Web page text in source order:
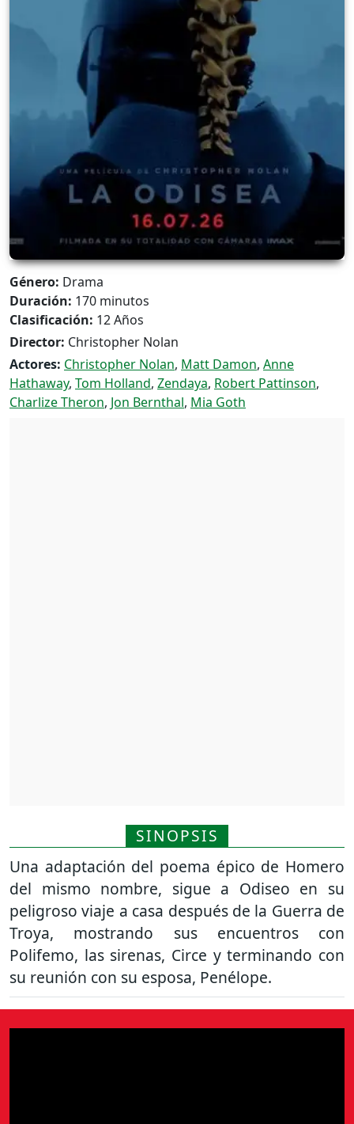
Género: Drama
Duración: 170 minutos
Clasificación: 12 Años
Director: Christopher Nolan
Actores: Christopher Nolan, Matt Damon, Anne
Hathaway, Tom Holland, Zendaya, Robert Pattinson,
Charlize Theron, Jon Bernthal, Mia Goth
SINOPSIS
Una adaptación del poema épico de Homero
del mismo nombre, sigue a Odiseo en su
peligroso viaje a casa después de la Guerra de
Troya, mostrando sus encuentros con
Polifemo, las sirenas, Circe y terminando con
su reunión con su esposa, Penélope.